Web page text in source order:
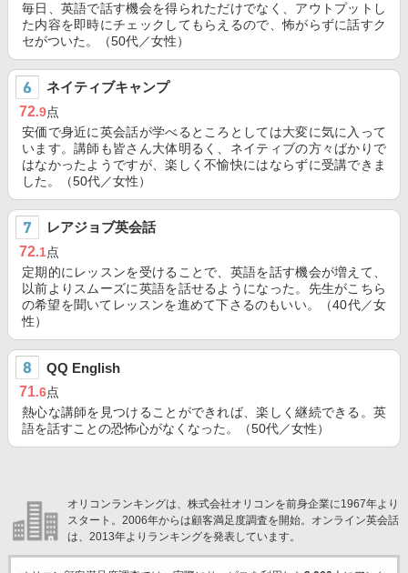
毎日、英語で話す機会を得られただけでなく、アウトプットし
た内容を即時にチェックしてもらえるので、怖がらずに話すク
セがついた。（50代／女性）
ネイティブキャンプ
72.9点
安価で身近に英会話が学べるところとしては大変に気に入って
います。講師も皆さん大体明るく、ネイティブの方々ばかりで
はなかったようですが、楽しく不愉快にはならずに受講できま
した。（50代／女性）
レアジョブ英会話
72.1点
定期的にレッスンを受けることで、英語を話す機会が増えて、
以前よりスムーズに英語を話せるようになった。先生がこちら
の希望を聞いてレッスンを進めて下さるのもいい。（40代／女
性）
QQ English
71.6点
熱心な講師を見つけることができれば、楽しく継続できる。英
語を話すことの恐怖心がなくなった。（50代／女性）
オリコンランキングは、株式会社オリコンを前身企業に1967年より
スタート。2006年からは顧客満足度調査を開始。オンライン英会話
は、2013年よりランキングを発表しています。